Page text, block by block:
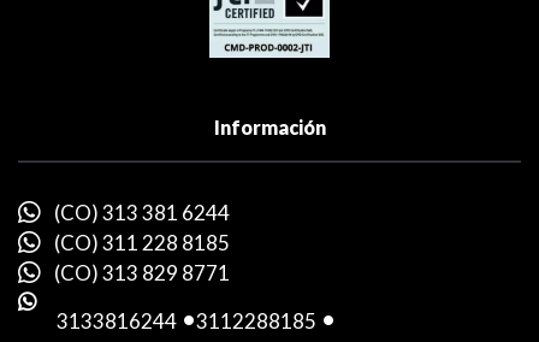
Información
(CO) 313 381 6244
(CO) 311 228 8185
(CO) 313 829 8771
3133816244 -3112288185 -